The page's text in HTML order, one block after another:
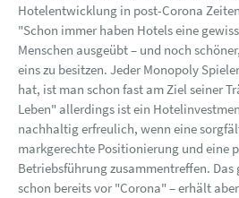
Hotelentwicklung in post-Corona
"Schon immer haben Hotels eine
Menschen ausgeübt – und noch
eins zu besitzen. Jeder Monopoly
hat, ist man schon fast am Ziel seiner
Leben" allerdings ist ein
nachhaltig erfreulich, wenn eine
markgerechte Positionierung und eine
Betriebsführung zusammentreffen.
schon bereits vor "Corona" – erhält